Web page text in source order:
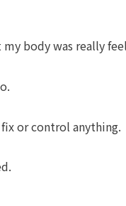
body was really
or control anything.